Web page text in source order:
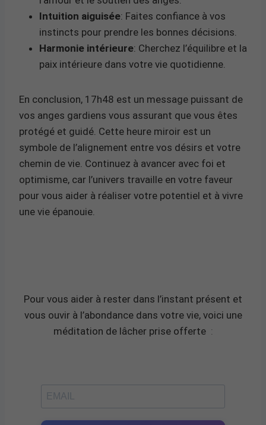
Intuition aiguisée: Faites confiance à vos
instincts pour prendre les bonnes décisions.
Harmonie intérieure: Cherchez l’équilibre et la
paix intérieure dans votre vie quotidienne.
En conclusion, 17h48 est un message puissant de
vos anges gardiens vous assurant que vous êtes
protégé et guidé. Cette heure miroir est un
symbole de l’alignement entre vos désirs et votre
chemin de vie. Continuez à avancer avec foi et
optimisme, car l’univers travaille en votre faveur
pour vous aider à réaliser votre potentiel et à vivre
une vie épanouie.
Pour vous aider à rester dans l’instant présent et
vous ouvir à l’abondance dans votre vie, voici une
méditation de lâcher prise offerte :